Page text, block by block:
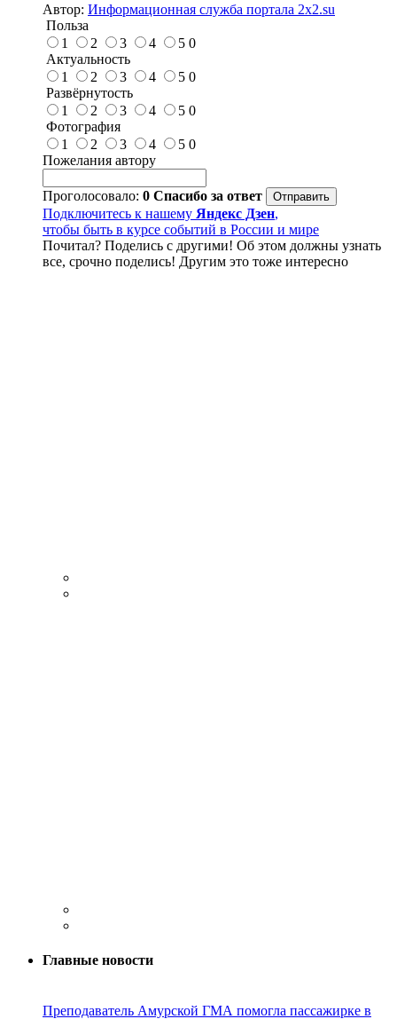
Автор: Информационная служба портала 2x2.su
Польза
1
2 3 4 5 0
Актуальность
1
2 3 4 5 0
Развёрнутость
1
2 3 4 5 0
Фотография
1
2 3 4 5 0
Пожелания автору
Проголосовало: 0 Спасибо за ответ
Подключитесь к нашему Яндекс Дзен,
чтобы быть в курсе событий в России и мире
Почитал? Поделись с другими! Об этом должны узнать
все, срочно поделись! Другим это тоже интересно
Главные новости
Преподаватель Амурской ГМА помогла пассажирке в